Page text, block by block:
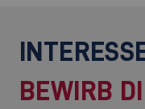
BEWIRB